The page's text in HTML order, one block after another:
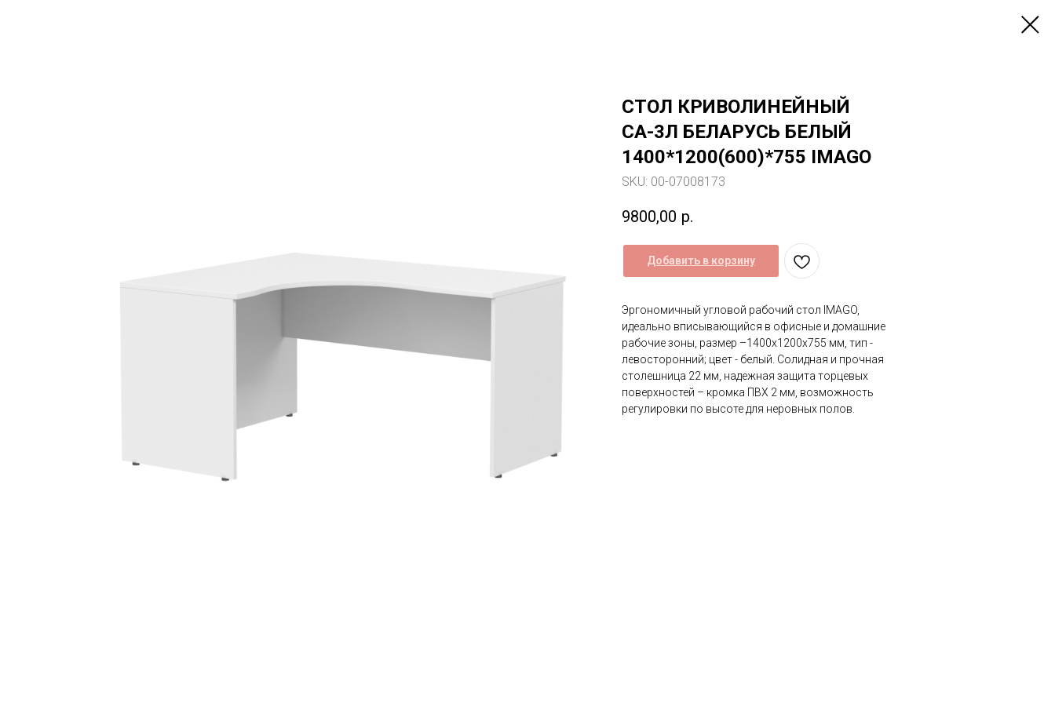
СТОЛ КРИВОЛИНЕЙНЫЙ
СА-3Л БЕЛАРУСЬ БЕЛЫЙ
1400*1200(600)*755 IMAGO
SKU: 00-07008173
9800,00 р.
Добавить в корзину
Эргономичный угловой рабочий стол IMAGO,
идеально вписывающийся в офисные и домашние
рабочие зоны, размер –1400x1200x755 мм, тип -
левосторонний; цвет - белый. Солидная и прочная
столешница 22 мм, надежная защита торцевых
поверхностей – кромка ПВХ 2 мм, возможность
регулировки по высоте для неровных полов.